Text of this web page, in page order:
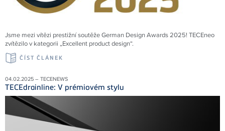
Jsme mezi vítězi prestižní soutěže German Design Awards 2025! TECEneo
zvítězilo v kategorii „Excellent product design“.
ČÍST ČLÁNEK
04.02.2025 – TECENEWS
TECEdrainline: V prémiovém stylu